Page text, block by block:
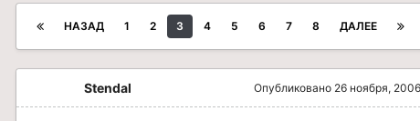
НАЗАД 1 2 3 4 5 6 7 8 ДАЛЕЕ
Stendal Опубликовано 26 ноября, 2006